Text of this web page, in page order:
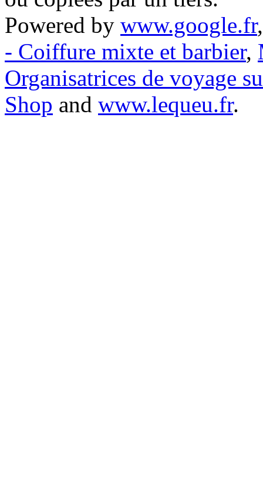
Powered by www.google.fr
- Coiffure mixte et barbier,
Organisatrices de voyage
Shop and www.lequeu.fr.